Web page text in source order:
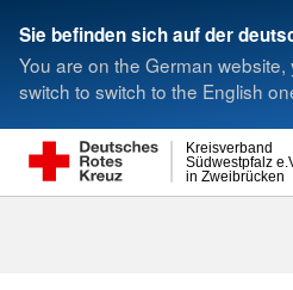
Sie befinden sich auf der
You are on the German
switch to switch to the English
in Zweibrücken
Südwestpfalz
Kreisverband